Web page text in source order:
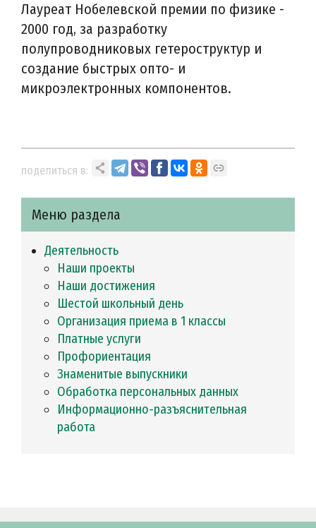
Лауреат Нобелевской премии по физике -
2000 год, за разработку
полупроводниковых гетероструктур и
создание быстрых опто- и
микроэлектронных компонентов.
поделиться в:
Меню раздела
Деятельность
Наши проекты
Наши достижения
Шестой школьный день
Организация приема в 1 классы
Платные услуги
Профориентация
Знаменитые выпускники
Обработка персональных данных
Информационно-разъяснительная
работа